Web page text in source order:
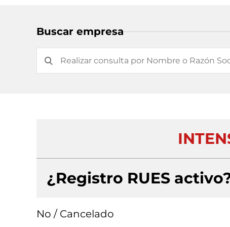
Buscar empresa
¿Registro RUES
No / Cancelado